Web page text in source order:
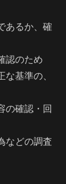
あるか、確
認のため
基準の、
の確認・回
などの調査